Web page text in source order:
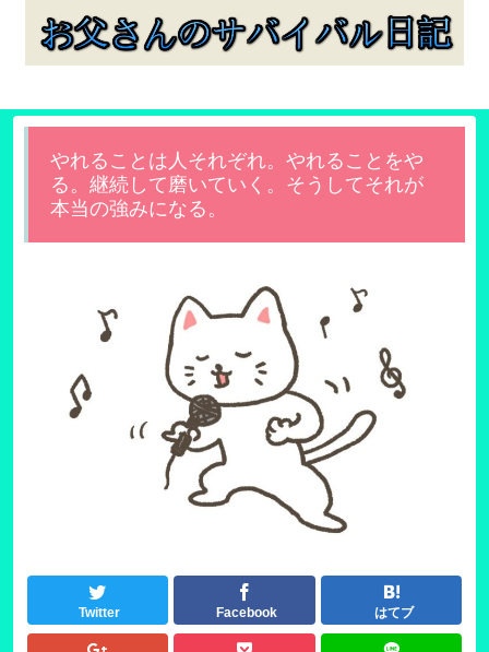
やれることは人それぞれ。やれることをや
る。継続して磨いていく。そうしてそれが
本当の強みになる。
Twitter Facebook はてブ